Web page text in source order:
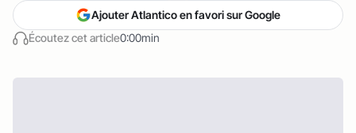
Écoutez cet article0:00min
Ajouter Atlantico en favori sur Google